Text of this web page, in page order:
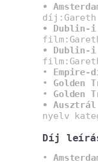
•
díj:Gareth
• Dublin-i
• Dublin-i
• Empire-
• Golden
• Golden
•
nyelv
Díj
•